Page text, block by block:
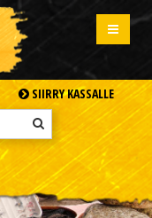
SIIRRY KASSALLE